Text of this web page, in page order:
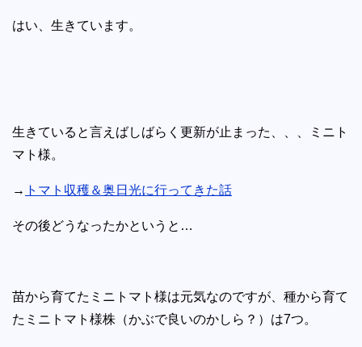
はい、生きています。
生きていると言えばしばらく更新が止まった、、、ミニト
マト様。
→ トマト収穫＆奥日光に行ってきた話
その後どうなったかというと…
苗から育てたミニトマト様は元気なのですが、種から育て
たミニトマト様株（かぶで良いのかしら？）は7つ。